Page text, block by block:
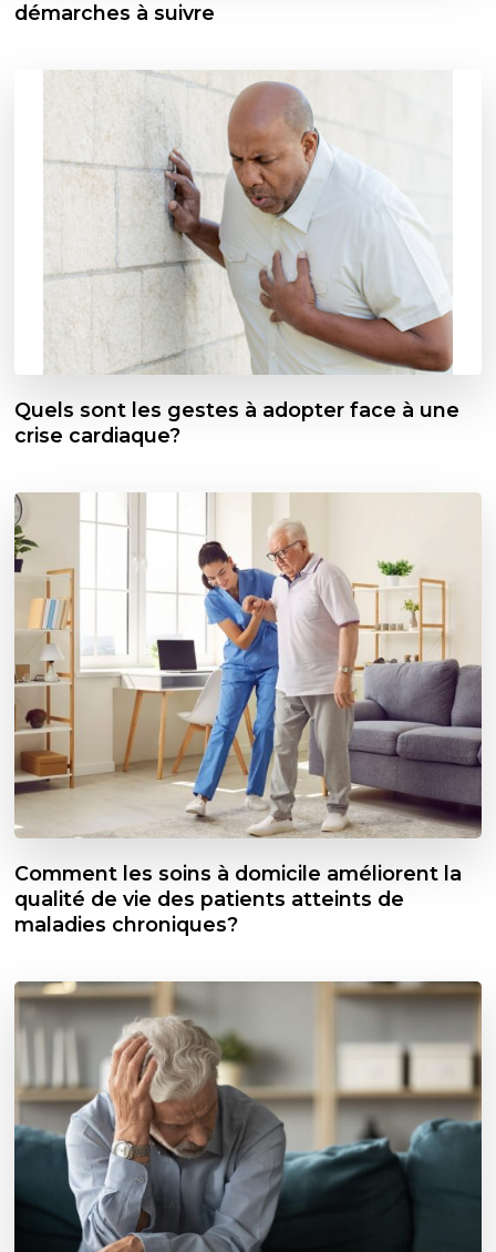
démarches à suivre
Quels sont les gestes à adopter face à une
crise cardiaque?
Comment les soins à domicile améliorent la
qualité de vie des patients atteints de
maladies chroniques?